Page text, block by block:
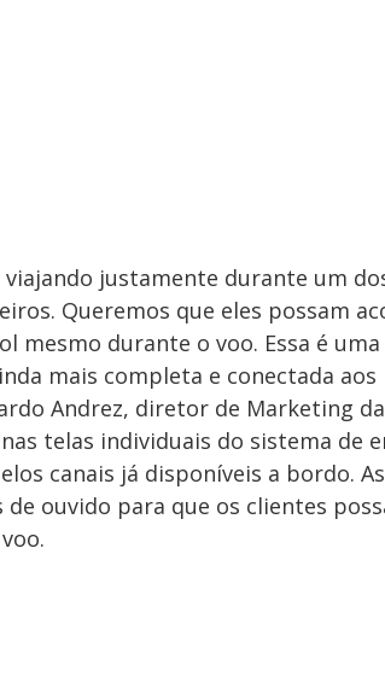
justamente durante um
Queremos que eles possam
mesmo durante o voo. Essa é
mais completa e conectada
Andrez, diretor de Marketing
telas individuais do sistema de
canais já disponíveis a bordo.
ouvido para que os clientes